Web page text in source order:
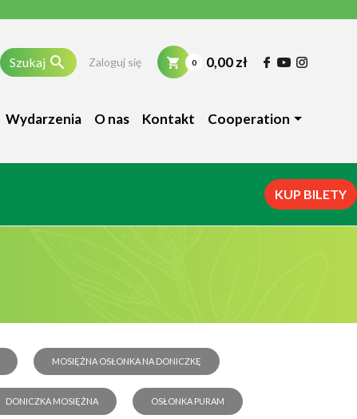
Szukaj  Zaloguj się 0 0,00 zł
Wydarzenia O nas Kontakt Cooperation
KUP BILETY
MOSIĘŻNA OSŁONKA NA DONICZKĘ
DONICZKA MOSIĘŻNA OSŁONKA PURAM